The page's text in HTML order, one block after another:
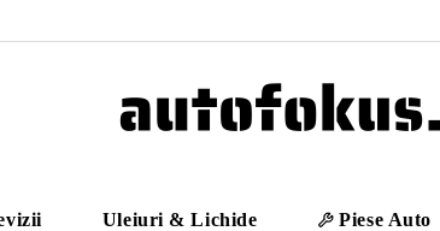
Uleiuri & Lichide Piese Auto